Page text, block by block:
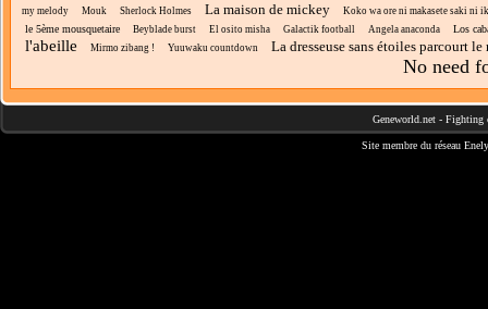
my melody Mouk Sherlock Holmes La maison de mickey Koko wa ore ni makasete saki ni
le 5ème mousquetaire Beyblade burst El osito misha Galactik football Angela anaconda Los
l'abeille Mirmo zibang ! Yuuwaku countdown La dresseuse sans étoiles parcourt le
No need
Geneworld.net - Fighting
Site membre du réseau